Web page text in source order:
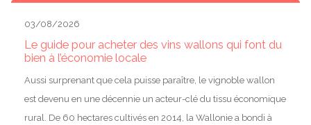
03/08/2026
Le guide pour acheter des vins wallons qui font du
bien à l’économie locale
Aussi surprenant que cela puisse paraître, le vignoble wallon
est devenu en une décennie un acteur-clé du tissu économique
rural. De 60 hectares cultivés en 2014, la Wallonie a bondi à